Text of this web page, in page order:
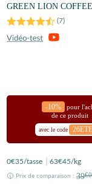
GREEN LION COFFEE
(7)
-10%
pour
de ce produit
avec le code
0€35/tasse 63€45/kg
Prix de comparaison : 39